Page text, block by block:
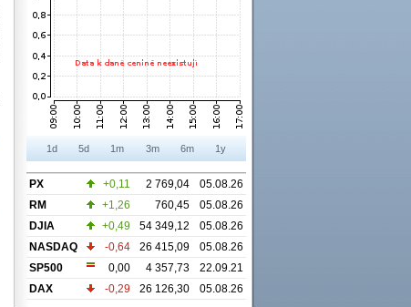
1d 5d 1m 3m 6m 1y
PX +0,11 2 769,04
05.08.26
RM
+1,26 760,45
05.08.26
DJIA
+0,49 54 349,12
05.08.26
NASDAQ
-0,64 26 415,09
05.08.26
SP500
0,00 4 357,73
22.09.21
DAX
-0,29 26 126,30 05.08.26